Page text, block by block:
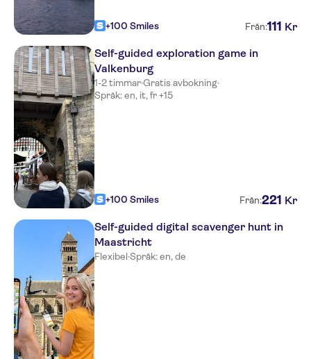
+100 Smiles Från:111 Kr
Self-guided exploration game in
Valkenburg
1-2 timmar·Gratis avbokning·
Språk: en, it, fr +15
+100 Smiles Från:221 Kr
Self-guided digital scavenger hunt in
Maastricht
Flexibel·Språk: en, de